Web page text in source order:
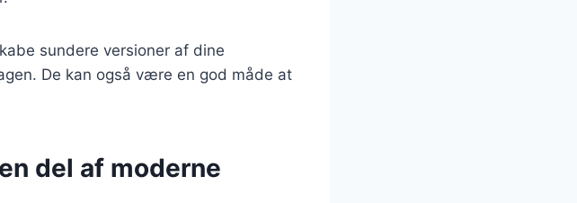
sundere versioner af dine
De kan også være en god måde at
del af moderne